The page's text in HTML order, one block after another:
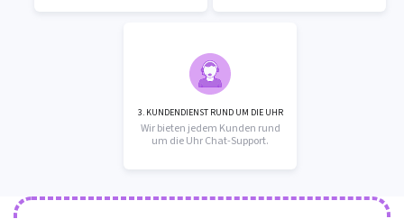
3. KUNDENDIENST RUND UM DIE UHR
Wir bieten jedem Kunden rund
um die Uhr Chat-Support.